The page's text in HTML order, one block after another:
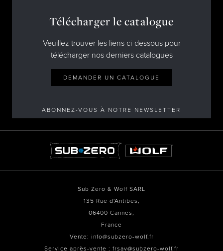
Télécharger le catalogue
Veuillez trouver les liens ci-dessous pour
télécharger nos derniers catalogues
DEMANDER UN CATALOGUE
ABONNEZ-VOUS À NOTRE NEWSLETTER
Sub Zero & Wolf SARL
135 Rue d'Antibes,
06400 Cannes,
France
Vente: info@subzero-wolf.fr
Service après-vente : frsav@subzero-wolf.fr